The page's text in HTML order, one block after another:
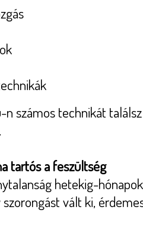
számos technikát
tartós a feszültség
hetekig-
vált ki,